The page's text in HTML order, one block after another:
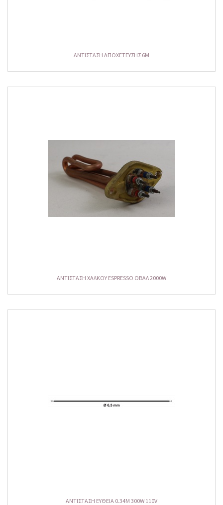
ΑΝΤΙΣΤΑΣΗ ΑΠΟΧΕΤΕΥΣΗΣ 6M
ΑΝΤΙΣΤΑΣΗ ΧΑΛΚΟΥ ESPRESSO ΟΒΑΛ 2000W
ΑΝΤΙΣΤΑΣΗ ΕΥΘΕΙΑ 0.34M 300W 110V